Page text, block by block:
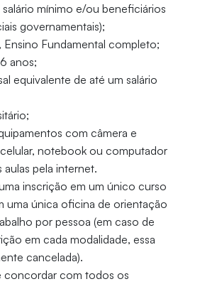
mínimo e/ou beneficiários
governamentais);
Ensino Fundamental completo;
anos;
equivalente de até um salário
com câmera e
notebook ou computador
aulas pela internet.
inscrição em um único curso
uma única oficina de orientação
por pessoa (em caso de
em cada modalidade, essa
cancelada).
concordar com todos os